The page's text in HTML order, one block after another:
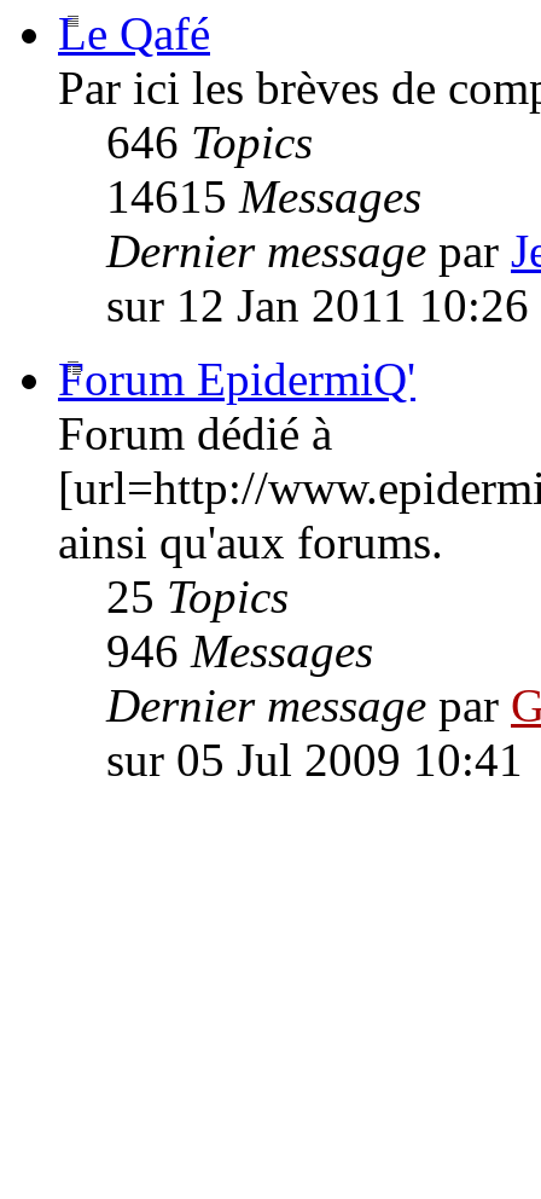
Le Qafé
Par ici les brèves de
646 Topics
14615 Messages
Dernier message par
sur 12 Jan 2011 10:26
Forum EpidermiQ'
Forum dédié à
[url=http://
ainsi qu'aux forums.
25 Topics
946 Messages
Dernier message par
sur 05 Jul 2009 10:41